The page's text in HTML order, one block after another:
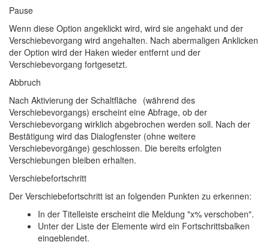
Pause
Wenn diese Option angeklickt wird, wird sie angehakt und der
Verschiebevorgang wird angehalten. Nach abermaligen Anklicken
der Option wird der Haken wieder entfernt und der
Verschiebevorgang fortgesetzt.
Abbruch
Nach Aktivierung der Schaltfläche (während des
Verschiebevorgangs) erscheint eine Abfrage, ob der
Verschiebevorgang wirklich abgebrochen werden soll. Nach der
Bestätigung wird das Dialogfenster (ohne weitere
Verschiebevorgänge) geschlossen. Die bereits erfolgten
Verschiebungen bleiben erhalten.
Verschiebefortschritt
Der Verschiebefortschritt ist an folgenden Punkten zu erkennen:
In der Titelleiste erscheint die Meldung "x% verschoben".
Unter der Liste der Elemente wird ein Fortschrittsbalken
eingeblendet.